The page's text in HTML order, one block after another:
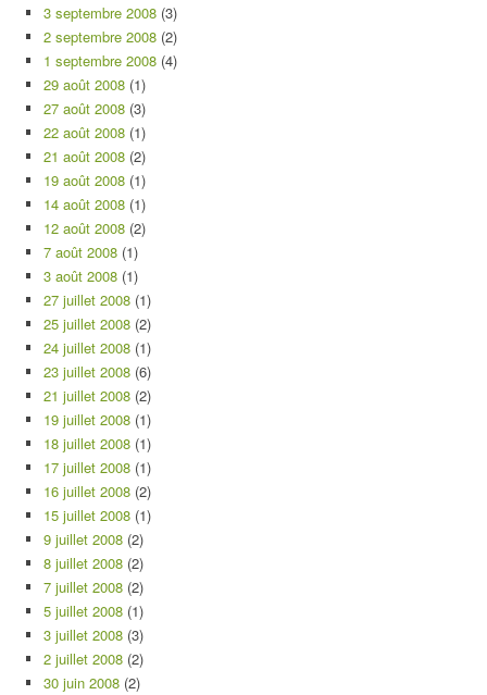
3 septembre 2008 (3)
2 septembre 2008 (2)
1 septembre 2008 (4)
29 août 2008 (1)
27 août 2008 (3)
22 août 2008 (1)
21 août 2008 (2)
19 août 2008 (1)
14 août 2008 (1)
12 août 2008 (2)
7 août 2008 (1)
3 août 2008 (1)
27 juillet 2008 (1)
25 juillet 2008 (2)
24 juillet 2008 (1)
23 juillet 2008 (6)
21 juillet 2008 (2)
19 juillet 2008 (1)
18 juillet 2008 (1)
17 juillet 2008 (1)
16 juillet 2008 (2)
15 juillet 2008 (1)
9 juillet 2008 (2)
8 juillet 2008 (2)
7 juillet 2008 (2)
5 juillet 2008 (1)
3 juillet 2008 (3)
2 juillet 2008 (2)
30 juin 2008 (2)